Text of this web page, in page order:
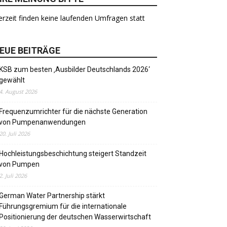
finden keine laufenden Umfragen statt
BEITRÄGE
KSB zum besten ‚Ausbilder Deutschlands 2026‘
4. August 2026
Frequenzumrichter für die nächste Generation
Pumpenanwendungen
20. Juli 2026
Hochleistungsbeschichtung steigert Standzeit
Pumpen
2. Juli 2026
Water Partnership stärkt
Führungsgremium für die internationale
Positionierung der deutschen Wasserwirtschaft